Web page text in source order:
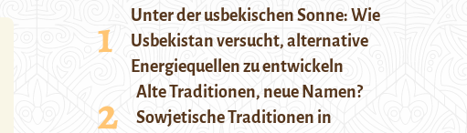
Unter der usbekischen Sonne: Wie
Usbekistan versucht, alternative
Energiequellen zu entwickeln
Alte Traditionen, neue Namen?
Sowjetische Traditionen in